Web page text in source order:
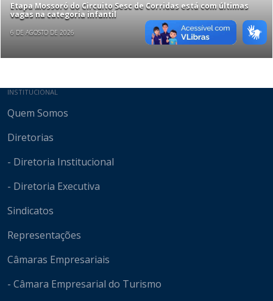
Etapa Mossoró do Circuito Sesc de Corridas está com últimas
vagas na categoria infantil
6 DE AGOSTO DE 2026
Mapa do site
INSTITUCIONAL
Quem Somos
Diretorias
- Diretoria Institucional
- Diretoria Executiva
Sindicatos
Representações
Câmaras Empresariais
- Câmara Empresarial do Turismo